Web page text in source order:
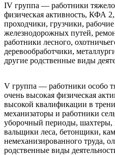
IV группа — работники
физическая активность, КФА
проходчики, грузчики,
железнодорожных путей,
работники лесного,
деревообработчики,
другие родственные виды
V группа — работники особо
очень высокая физическая
высокой квалификации в
механизаторы и работники
уборочный периоды, шахтеры,
вальщики леса, бетонщики,
немеханизированного труда,
родственные виды